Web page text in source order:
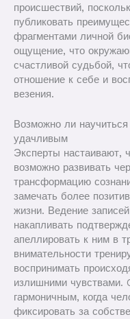
происшествий,
публиковать
фрагментами личной
ощущение, что
счастливой судьбой,
отношение к себе и
везения.
Возможно ли
удачливым
Эксперты настаивают,
возможно развивать
трансформацию
замечать более
жизни. Ведение
накапливать
апеллировать к ним в
внимательности
воспринимать
излишними чувствами.
гармоничным, когда
фиксировать за